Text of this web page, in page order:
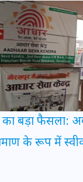
का बड़ा फैसला:
के रूप में